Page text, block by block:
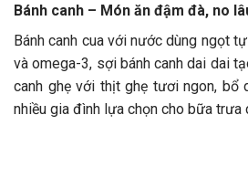
Bánh canh – Món ăn đậm đà, no
Bánh canh cua với nước dùng ngọt
và omega-3, sợi bánh canh dai dai
canh ghẹ với thịt ghẹ tươi ngon, bổ
nhiều gia đình lựa chọn cho bữa trưa